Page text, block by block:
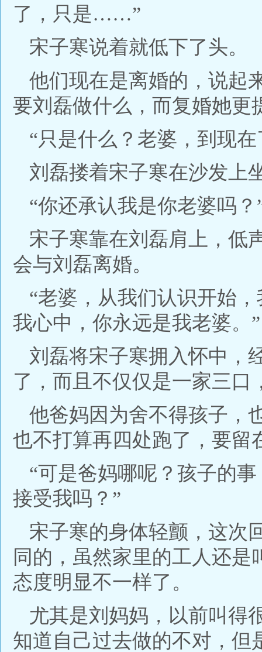
了，只是……”
宋子寒说着就低下了头。
他们现在是离婚的，说起
要刘磊做什么，而复婚她更
“只是什么？老婆，到现
刘磊搂着宋子寒在沙发上
“你还承认我是你老婆吗？
宋子寒靠在刘磊肩上，低
会与刘磊离婚。
“老婆，从我们认识开始
我心中，你永远是我老婆。”
刘磊将宋子寒拥入怀中，
了，而且不仅仅是一家三口
他爸妈因为舍不得孩子，
也不打算再四处跑了，要留
“可是爸妈哪呢？孩子的
接受我吗？”
宋子寒的身体轻颤，这次
同的，虽然家里的工人还
态度明显不一样了。
尤其是刘妈妈，以前叫得
知道自己过去做的不对，但